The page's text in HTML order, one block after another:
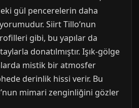
gül pencerelerin daha
Siirt Tillo’nun
gibi, bu yapılar da
donatılmıştır. Işık-gölge
mistik bir atmosfer
derinlik hissi verir. Bu
mimari zenginliğini gözler